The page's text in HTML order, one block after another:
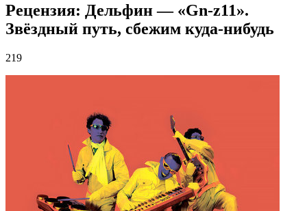
Рецензия: Дельфин — «Gn-z11».
Звёздный путь, сбежим куда-нибудь
219